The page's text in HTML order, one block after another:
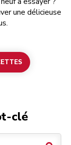
une délicieuse
clé